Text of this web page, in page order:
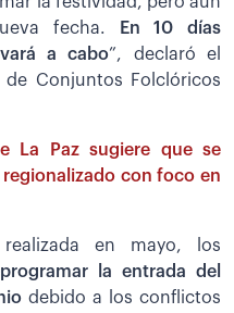
fecha.
En 10 días
a cabo”, declaró el
Conjuntos Folclóricos
La Paz sugiere que se
con foco en
en mayo, los
la entrada del
debido a los conflictos